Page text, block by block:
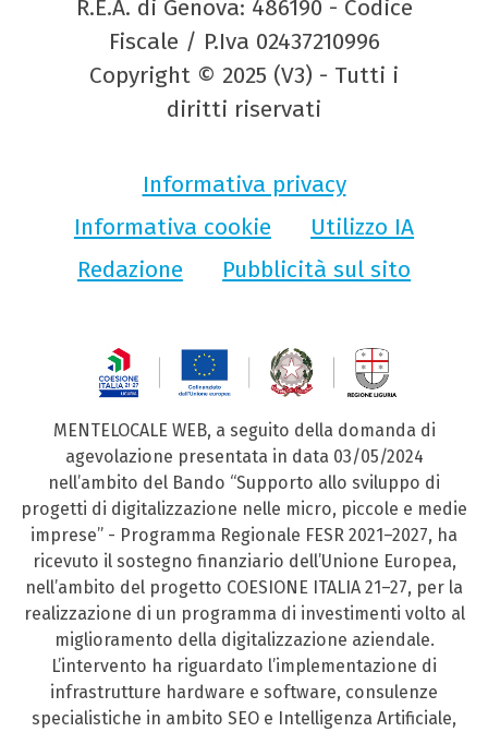
R.E.A. di Genova: 486190 - Codice
Fiscale / P.Iva 02437210996
Copyright © 2025 (V3) - Tutti i
diritti riservati
Informativa privacy
Informativa cookie
Utilizzo IA
Redazione
Pubblicità sul sito
MENTELOCALE WEB, a seguito della domanda di
agevolazione presentata in data 03/05/2024
nell’ambito del Bando “Supporto allo sviluppo di
progetti di digitalizzazione nelle micro, piccole e medie
imprese” - Programma Regionale FESR 2021–2027, ha
ricevuto il sostegno finanziario dell’Unione Europea,
nell’ambito del progetto COESIONE ITALIA 21–27, per la
realizzazione di un programma di investimenti volto al
miglioramento della digitalizzazione aziendale.
L’intervento ha riguardato l’implementazione di
infrastrutture hardware e software, consulenze
specialistiche in ambito SEO e Intelligenza Artificiale,